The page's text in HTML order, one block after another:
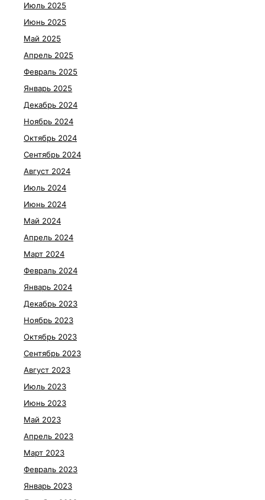
Июль 2025
Июнь 2025
Май 2025
Апрель 2025
Февраль 2025
Январь 2025
Декабрь 2024
Ноябрь 2024
Октябрь 2024
Сентябрь 2024
Август 2024
Июль 2024
Июнь 2024
Май 2024
Апрель 2024
Март 2024
Февраль 2024
Январь 2024
Декабрь 2023
Ноябрь 2023
Октябрь 2023
Сентябрь 2023
Август 2023
Июль 2023
Июнь 2023
Май 2023
Апрель 2023
Март 2023
Февраль 2023
Январь 2023